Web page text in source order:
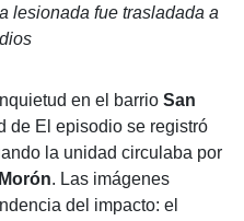
lesionada fue trasladada a
en el barrio San
de El episodio se registró
la unidad circulaba por
Morón. Las imágenes
del impacto: el